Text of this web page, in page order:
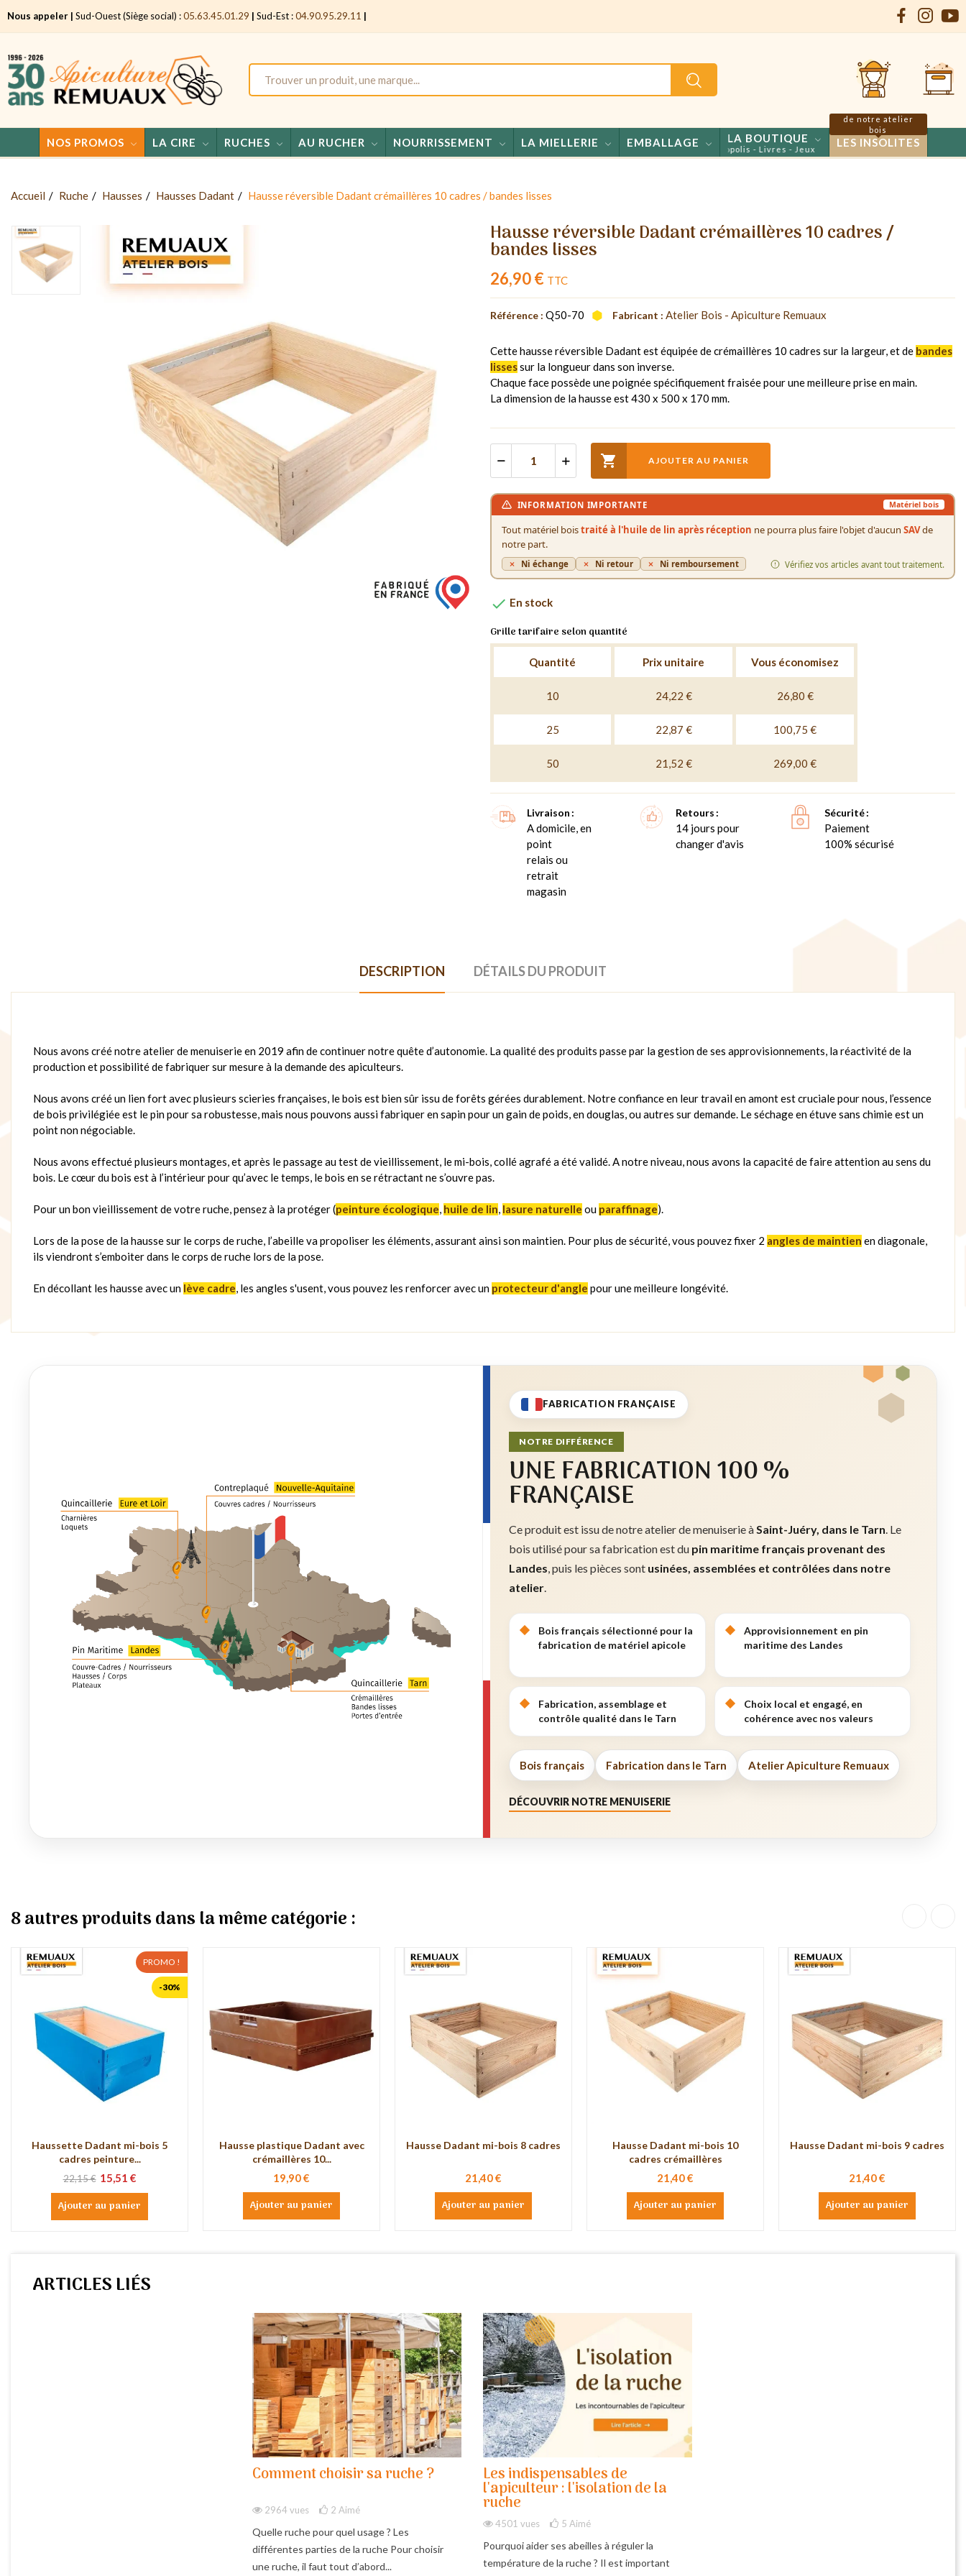
Nous appeler | Sud-Ouest (Siège social) :05.63.45.01.29 | Sud-Est :04.90.95.29.11 |
NOS PROMOS LA CIRE RUCHES AU RUCHER NOURRISSEMENT LA MIELLERIE EMBALLAGE LA BOUTIQUE
Miels - Confiseries - Propolis - Livres - Jeux
LES INSOLITES
de notre atelier
bois
Accueil Ruche Hausses Hausses Dadant Hausse réversible Dadant crémaillères 10 cadres / bandes lisses
Hausse réversible Dadant crémaillères 10 cadres /
bandes lisses
26,90 € TTC
Référence : Q50-70 Fabricant : Atelier Bois - Apiculture Remuaux
Cette hausse réversible Dadant est équipée de crémaillères 10 cadres sur la largeur, et de bandes
lissessur la longueur dans son inverse.
Chaque face possède une poignée spécifiquement fraisée pour une meilleure prise en main.
La dimension de la hausse est 430 x 500 x 170 mm.
 AJOUTER AU PANIER
INFORMATION IMPORTANTE Matériel bois
Tout matériel boistraité à l'huile de lin après réception ne pourra plus faire l'objet d'aucun SAVde
notre part.
Ni échange Ni retour Ni remboursement Vérifiez vos articles avant tout traitement.
 En stock
Grille tarifaire selon quantité
Quantité Prix unitaire Vous économisez
10 24,22 € 26,80 €
25 22,87 € 100,75 €
50 21,52 € 269,00 €
Livraison
A domicile, en
point
relais ou
retrait
magasin
Retours
14 jours pour
changer d'avis
Sécurité
Paiement
100% sécurisé
DESCRIPTION DÉTAILS DU PRODUIT
Nous avons créé notre atelier de menuiserie en 2019 afin de continuer notre quête d’autonomie. La qualité des produits passe par la gestion de ses approvisionnements, la réactivité de la
production et possibilité de fabriquer sur mesure à la demande des apiculteurs.
Nous avons créé un lien fort avec plusieurs scieries françaises, le bois est bien sûr issu de forêts gérées durablement. Notre confiance en leur travail en amont est cruciale pour nous, l’essence
de bois privilégiée est le pin pour sa robustesse, mais nous pouvons aussi fabriquer en sapin pour un gain de poids, en douglas, ou autres sur demande. Le séchage en étuve sans chimie est un
point non négociable.
Nous avons effectué plusieurs montages, et après le passage au test de vieillissement, le mi-bois, collé agrafé a été validé. A notre niveau, nous avons la capacité de faire attention au sens du
bois. Le cœur du bois est à l’intérieur pour qu’avec le temps, le bois en se rétractant ne s’ouvre pas.
Pour un bon vieillissement de votre ruche, pensez à la protéger (peinture écologique, huile de lin, lasure naturelle ou paraffinage).
Lors de la pose de la hausse sur le corps de ruche, l’abeille va propoliser les éléments, assurant ainsi son maintien. Pour plus de sécurité, vous pouvez fixer 2 angles de maintien en diagonale,
ils viendront s’emboiter dans le corps de ruche lors de la pose.
En décollant les hausse avec un lève cadre, les angles s'usent, vous pouvez les renforcer avec un protecteur d'angle pour une meilleure longévité.
FABRICATION FRANÇAISE
NOTRE DIFFÉRENCE
UNE FABRICATION 100 %
FRANÇAISE
Ce produit est issu de notre atelier de menuiserie à Saint-Juéry, dans le Tarn . Le
bois utilisé pour sa fabrication est du pin maritime français provenant des
Landes , puis les pièces sont usinées, assemblées et contrôlées dans notre
atelier
Bois français sélectionné pour la
fabrication de matériel apicole
Approvisionnement en pin
maritime des Landes
Fabrication, assemblage et
contrôle qualité dans le Tarn
Choix local et engagé, en
cohérence avec nos valeurs
Bois français Fabrication dans le Tarn Atelier Apiculture Remuaux
DÉCOUVRIR NOTRE MENUISERIE
8 autres produits dans la même catégorie :
PROMO !
-30%
Haussette Dadant mi-bois 5
cadres peinture...
22,15 € 15,51 €
Ajouter au panier
Hausse plastique Dadant avec
crémaillères 10...
19,90 €
Ajouter au panier
Hausse Dadant mi-bois 8 cadres
21,40 €
Ajouter au panier
Hausse Dadant mi-bois 10
cadres crémaillères
21,40 €
Ajouter au panier
Hausse Dadant mi-bois 9 cadres
21,40 €
Ajouter au panier
ARTICLES LIÉS
Comment choisir sa ruche ?
2964 vues 2 Aimé
Quelle ruche pour quel usage ? Les
différentes parties de la ruche Pour choisir
une ruche, il faut tout d’abord...
Les indispensables de
l'apiculteur : l'isolation de la
ruche
4501 vues 5 Aimé
Pourquoi aider ses abeilles à réguler la
température de la ruche ? Il est important